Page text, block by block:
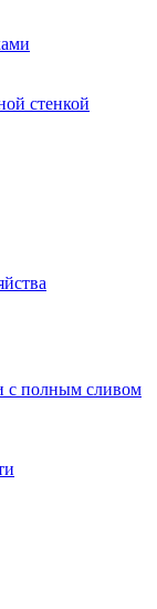
стенкой
с полным сливом